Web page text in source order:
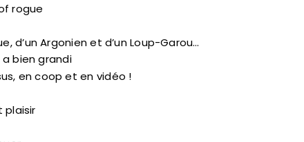
rogue
d’un Argonien et d’un Loup-Garou…
a bien grandi
en coop et en vidéo !
plaisir